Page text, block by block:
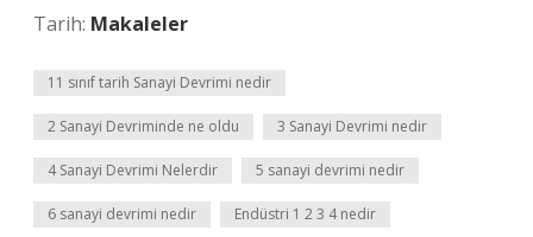
Tarih: Makaleler
11 sınıf tarih Sanayi Devrimi nedir
2 Sanayi Devriminde ne oldu 3 Sanayi Devrimi nedir
4 Sanayi Devrimi Nelerdir 5 sanayi devrimi nedir
6 sanayi devrimi nedir Endüstri 1 2 3 4 nedir